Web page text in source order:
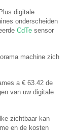
digitale
onderscheiden
CdTe sensor
machine zich
a € 63.42 de
van uw digitale
zichtbaar kan
en de kosten